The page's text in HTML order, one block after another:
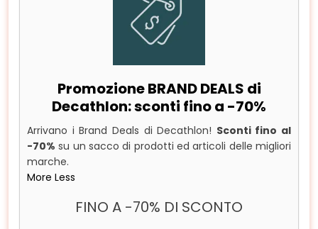
Promozione BRAND DEALS di
Decathlon: sconti fino a -70%
Arrivano i Brand Deals di Decathlon! Sconti fino al
-70% su un sacco di prodotti ed articoli delle migliori
marche.
More Less
FINO A -70% DI SCONTO